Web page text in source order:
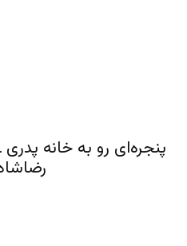
پنجره‌ای رو به خانه
رضاشاه ـ ۱۵ امرداد